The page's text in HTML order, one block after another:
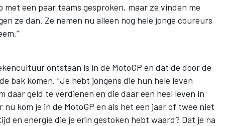
een paar teams gesproken, maar ze vinden me
ze dan. Ze nemen nu alleen nog hele jonge coureurs
ontstaan is in de MotoGP en dat de door de
bak komen. “Je hebt jongens die hun hele leven
daar geld te verdienen en die daar een heel leven in
nu kom je in de MotoGP en als het een jaar of twee niet
en energie die je erin gestoken hebt waard? Dat je na